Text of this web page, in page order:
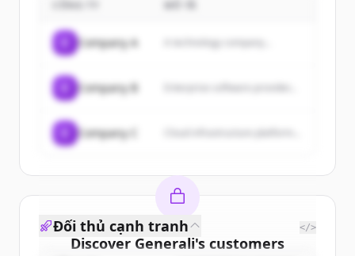
Company A A technology company...
Company B
Company C
Discover Generali's customers
Đối thủ cạnh tranh </>